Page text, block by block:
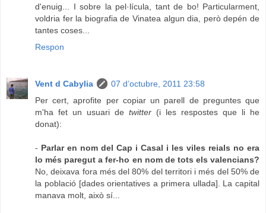
d'enuig... I sobre la pel·lícula, tant de bo! Particularment,
voldria fer la biografia de Vinatea algun dia, però depén de
tantes coses...
Respon
Vent d Cabylia
07 d’octubre, 2011 23:58
Per cert, aprofite per copiar un parell de preguntes que
m'ha fet un usuari de twitter (i les respostes que li he
donat):
- Parlar en nom del Cap i Casal i les viles reials no era
lo més paregut a fer-ho en nom de tots els valencians?
No, deixava fora més del 80% del territori i més del 50% de
la població [dades orientatives a primera ullada]. La capital
manava molt, això sí...